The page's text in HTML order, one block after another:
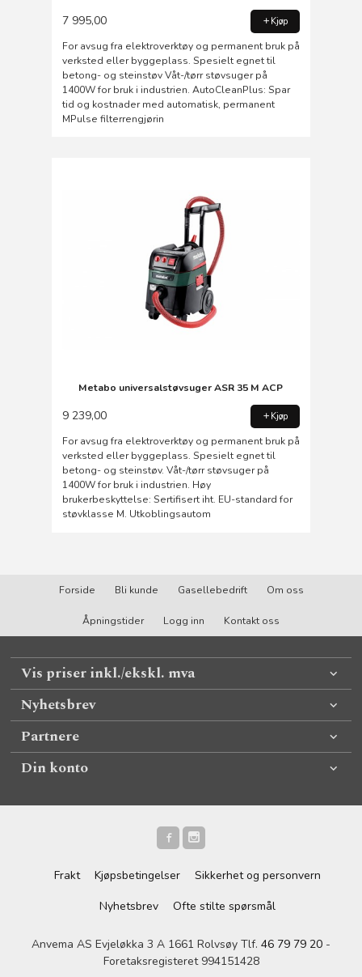
7 995,00 Kjøp
For avsug fra elektroverktøy og permanent bruk på
verksted eller byggeplass. Spesielt egnet til
betong- og steinstøv Våt-/tørr støvsuger på
1400W for bruk i industrien. AutoCleanPlus: Spar
tid og kostnader med automatisk, permanent
MPulse filterrengjørin
Metabo universalstøvsuger ASR 35 M ACP
9 239,00 Kjøp
For avsug fra elektroverktøy og permanent bruk på
verksted eller byggeplass. Spesielt egnet til
betong- og steinstøv. Våt-/tørr støvsuger på
1400W for bruk i industrien. Høy
brukerbeskyttelse: Sertifisert iht. EU-standard for
støvklasse M. Utkoblingsautom
Forside Bli kunde Gasellebedrift Om oss
Åpningstider Logg inn Kontakt oss
Vis priser inkl./ekskl. mva
Nyhetsbrev
Partnere
Din konto
Frakt Kjøpsbetingelser
Sikkerhet og personvern
Nyhetsbrev
Ofte stilte spørsmål
Anvema AS Evjeløkka 3 A 1661 Rolvsøy Tlf. 46 79 79 20 -
Foretaksregisteret 994151428